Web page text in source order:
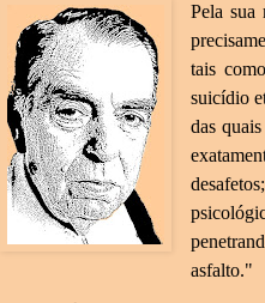
Pela sua
tais
suicídio
das
asfalto."